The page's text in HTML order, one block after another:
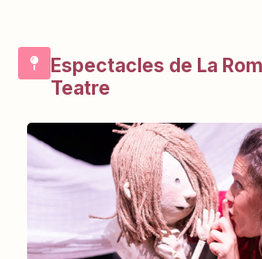
Espectacles de La
Teatre